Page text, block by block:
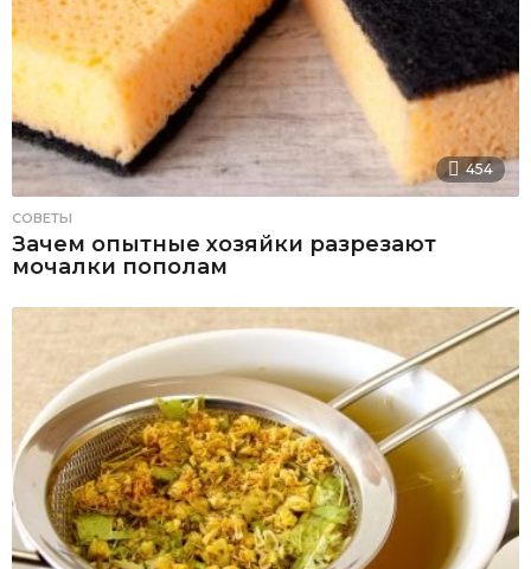
454
СОВЕТЫ
Зачем опытные хозяйки разрезают
мочалки пополам